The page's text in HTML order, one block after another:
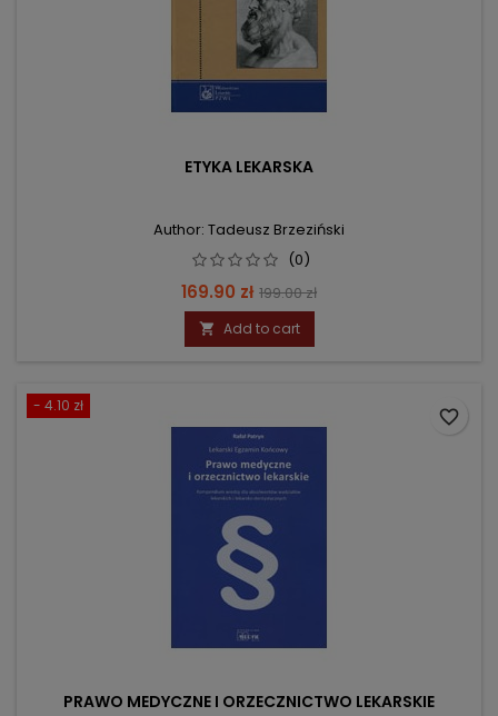
ETYKA LEKARSKA
Author: Tadeusz Brzeziński
(0)
Price
169.90 zł Regular
price
199.00 zł
 Add to cart
- 4.10 zł
PRAWO MEDYCZNE I ORZECZNICTWO LEKARSKIE
favorite_border